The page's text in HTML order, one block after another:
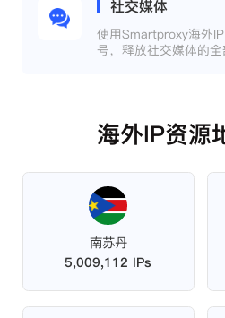
社交媒体
使用Smartproxy海外
号，释放社交媒体的全
海外IP资源
南苏丹
5,009,112 IPs